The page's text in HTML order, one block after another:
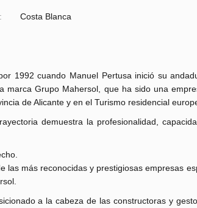
Costa Blanca
1992 cuando Manuel Pertusa inició su
marca Grupo Mahersol, que ha sido una
de Alicante y en el Turismo residencial
demuestra la profesionalidad,
las más reconocidas y prestigiosas empresas
a la cabeza de las constructoras y